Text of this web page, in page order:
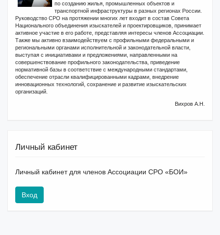
по созданию жилья, промышленных объектов и
транспортной инфраструктуры в разных регионах России.
Руководство СРО на протяжении многих лет входит в состав Совета
Национального объединения изыскателей и проектировщиков, принимает
активное участие в его работе, представляя интересы членов Ассоциации.
Также мы активно взаимодействуем с профильными федеральными и
региональными органами исполнительной и законодательной власти,
выступая с инициативами и предложениями, направленными на
совершенствование профильного законодательства, приведение
нормативной базы в соответствие с международными стандартами,
обеспечение отрасли квалифицированными кадрами, внедрение
инновационных технологий, сохранение и развитие изыскательских
организаций.
Вихров А.Н.
Личный кабинет
Личный кабинет для членов Ассоциации СРО «БОИ»
Вход